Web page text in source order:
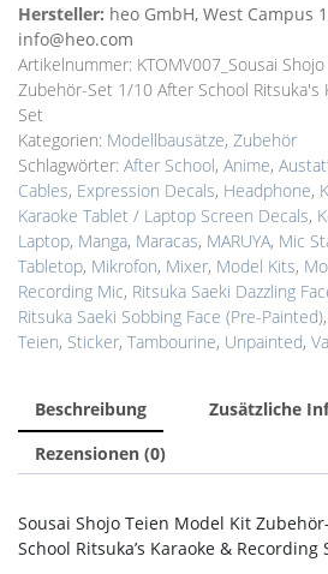
Hersteller: heo GmbH, West Campus
info@heo.com
Artikelnummer: KTOMV007_Sousai
Zubehör-Set 1/10 After School Ritsuka's
Set
Kategorien: Modellbausätze, Zubehör
Schlagwörter: After School, Anime,
Cables, Expression Decals, Headphone,
Karaoke Tablet / Laptop Screen Decals,
Laptop, Manga, Maracas, MARUYA, Mic
Tabletop, Mikrofon, Mixer, Model Kits,
Recording Mic, Ritsuka Saeki Dazzling
Ritsuka Saeki Sobbing Face (Pre-Painted),
Teien, Sticker, Tambourine, Unpainted,
Beschreibung
Zusätzliche
Rezensionen (0)
Sousai Shojo Teien Model Kit
School Ritsuka’s Karaoke & Recording